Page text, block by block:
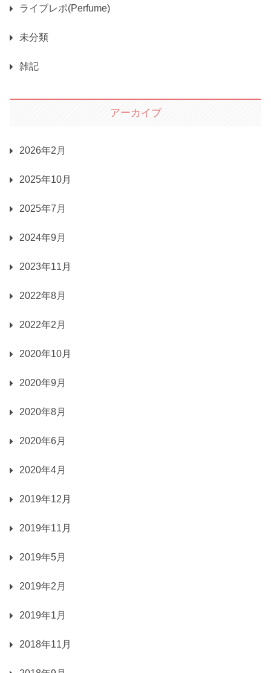
ライブレポ(Perfume)
未分類
雑記
アーカイブ
2026年2月
2025年10月
2025年7月
2024年9月
2023年11月
2022年8月
2022年2月
2020年10月
2020年9月
2020年8月
2020年6月
2020年4月
2019年12月
2019年11月
2019年5月
2019年2月
2019年1月
2018年11月